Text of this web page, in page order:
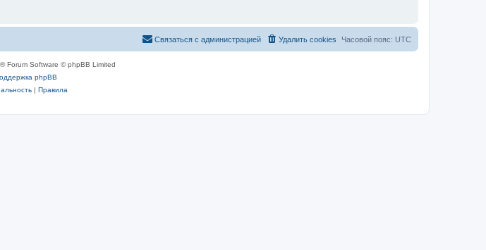
Часовой пояс: UTC
Удалить cookies
Связаться с администрацией
® Forum Software © phpBB Limited
phpBB
| Правила